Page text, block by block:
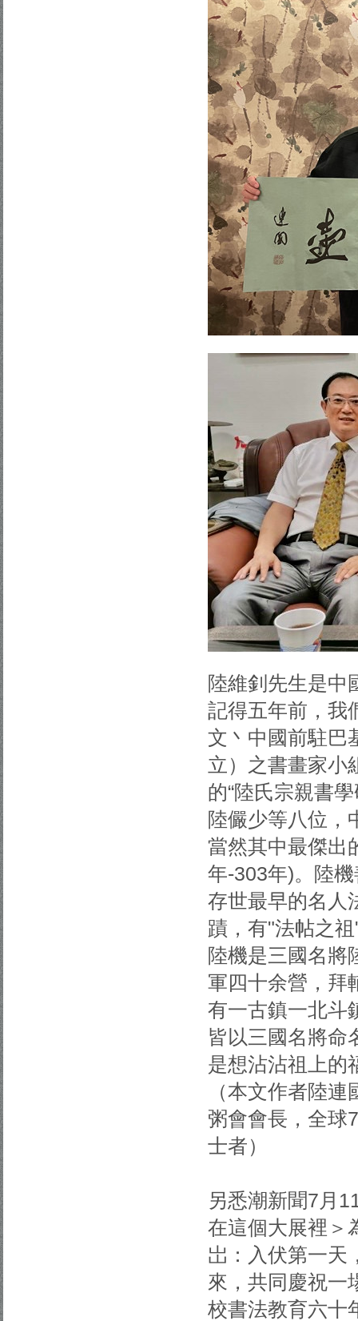
陸維釗先生是中
記得五年前，我
文丶中國前駐巴
立）之書畫家小
的“陸氏宗親書
陸儼少等八位，
當然其中最傑出
年-303年)。陸
存世最早的名人
蹟，有"法帖之
陸機是三國名將
軍四十余營，拜
有一古鎮一北斗
皆以三國名將命
是想沾沾祖上的
（本文作者陸
粥會會長，全球
士者）
另悉潮新聞7月
在這個大展裡＞
岀：入伏第一天
來，共同慶祝
校書法教育六十